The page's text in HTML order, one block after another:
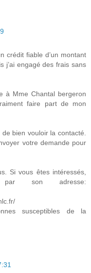
crédit fiable d’un montant
j’ai engagé des frais sans
à Mme Chantal bergeron
faire part de mon
bien vouloir la contacté.
votre demande pour
Si vous êtes intéressés,
son adresse:
susceptibles de la